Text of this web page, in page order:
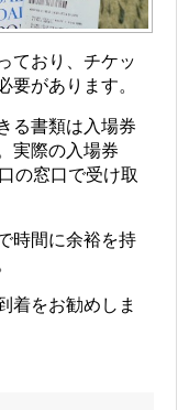
ており、チケッ
要があります。
る書類は入場券
実際の入場券
の窓口で受け取
時間に余裕を持
着をお勧めしま